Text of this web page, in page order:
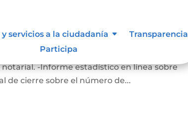
servicios a la ciudadanía
Transparencia
Participa
INFORMES A LA SUPERINTENDENCIA
notarial. -Informe estadístico en línea sobre
de cierre sobre el número de...